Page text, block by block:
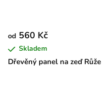
Dřevěný panel na zeď Růže
od 560 Kč
Skladem